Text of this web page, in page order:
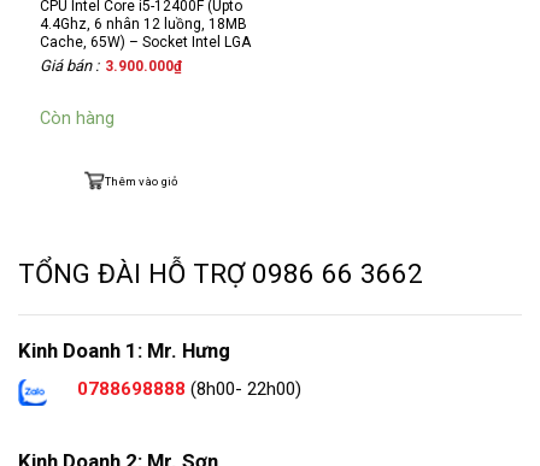
CPU Intel Core i5-12400F (Upto
4.4Ghz, 6 nhân 12 luồng, 18MB
Cache, 65W) – Socket Intel LGA
1700)
Giá bán : 3.900.000₫
Còn hàng
Thêm vào giỏ
TỔNG ĐÀI HỖ TRỢ 0986 66 3662
Kinh Doanh 1: Mr. Hưng
0788698888 (8h00- 22h00)